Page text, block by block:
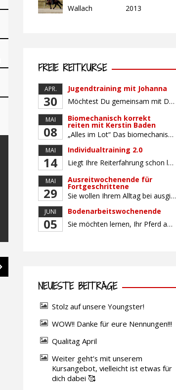
Wallach
2013
FREIE REITKURSE
APR.
30
Jugendtraining mit Johanna
Möchtest Du gemeinsam mit Deinem Pferd sicherer und selbstbewusster Reiten, Dich mit gleichaltrigen Teilnehmern (Alter: 9-16 Jahre) austauschen und Dich vielleicht auch auf ein Turnier vorbereiten? Dann bietet Dir dieser Kurs die perfekte Gelegenheit, mit Deinem Pferd gemeinsam zu wachsen und an Sitz, Hilfengebung und Turnierroutine zu arbeiten. Der Unterricht findet in Gruppen von bis […]
MAI
08
Biomechanisch korrekt
reiten mit Kerstin Baden
„Alles im Lot“ Das biomechanisch korrekte Reiten vereint viele wichtige Erkenntnisse der Reitkunst und der Physiologie von Pferd und Reiter miteinander. Ziel ist die größtmögliche Symmetrie des Reiters, denn erst wenn „alles im Lot“ ist, kann das Pferd den Reiter ausbalanciert und losgelassen tragen. Dafür muss der Reiter lernen, die Reaktionen seines Pferdes auf seinen […]
MAI
14
Individualtraining 2.0
Liegt Ihre Reiterfahrung schon länger zurück oder fühlen Sie sich noch nicht richtig fit? Oder sind Sie bereits ein sicherer Reiter und freuen sich auf weiterführenden Unterricht? Training für Reiter:innen mit unterschiedlicher Reiterfahrung, auf die Wünsche und Kenntnisse des Einzelnen abgestimmt. Ein abwechslungsreiches Programm mit individuellem Reitunterricht mit unterschiedlichen Schwerpunkten und für Fortgeschrittene auch mit […]
MAI
29
Ausreitwochenende für
Fortgeschrittene
Sie wollen Ihrem Alltag bei ausgiebigen Ritten durch unser wunderschönes Gelände entfliehen? Dann ist das Ausreitwochenende genau das Richtige. Geübte und sichere Reiter und Reiterinnen genießen die herrliche Natur unter erfahrener Rittführung. Teilnahme mit Leih- oder eigenem Pferd möglich. Mindestteilnehmerzahl: 5 Personen
JUNI
05
Bodenarbeitswochenende
Sie möchten lernen, Ihr Pferd am Boden gezielt zu gymnastizieren und durch feine Kommunikation zu führen? Dieser Kurs vermittelt, wie gezieltes und korrektes Longieren zur gymnastizierenden Arbeit mit dem Pferd beitragen. Wir arbeiten mit Hilfe eines Kappzaums – ohne Ausbinder oder andere Hilfszügel. Im Mittelpunkt stehen feine Kommunikation, klare Körpersprache und präzise Hilfengebung mit dem […]
NEUESTE BEITRÄGE
Stolz auf unsere Youngster!
WOW!! Danke für eure Nennungen!!!
Qualitag April
Weiter geht’s mit unserem
Kursangebot, vielleicht ist etwas für
dich dabei 🥰